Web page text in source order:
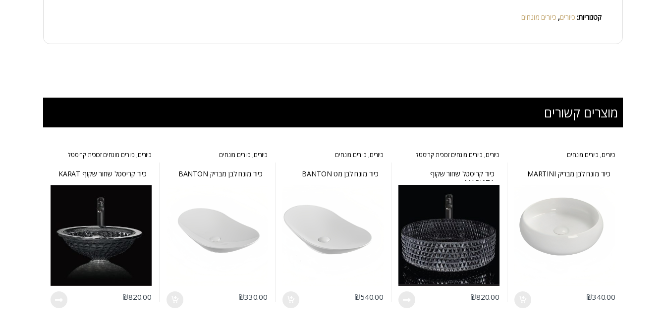
קטגוריות: כיורים, כיורים מונחים
מוצרים קשורים
כיורים, כיורים מונחים
כיור מונח לבן מבריק MARTINI
₪340.00
כיורים, כיורים מונחים זכוכית קריסטל
כיור קריסטל שחור שקוף
MARKIZA
₪820.00
כיורים, כיורים מונחים
כיור מונח לבן מט BANTON
₪540.00
כיורים, כיורים מונחים
כיור מונח לבן מבריק BANTON
₪330.00
כיורים, כיורים מונחים זכוכית קריסטל
כיור קריסטל שחור שקוף KARAT
₪820.00